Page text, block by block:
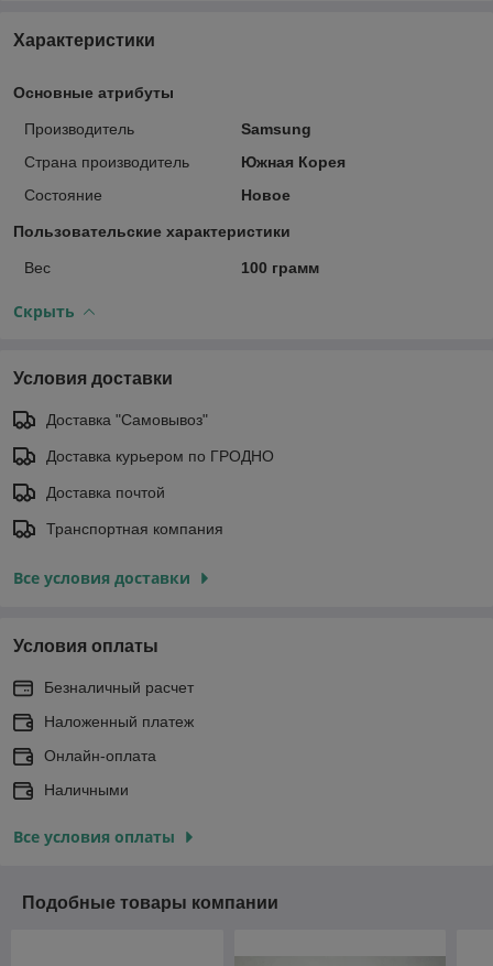
Характеристики
Основные атрибуты
Производитель
Samsung
Страна производитель
Южная Корея
Состояние
Новое
Пользовательские характеристики
Вес 100 грамм
Скрыть
Условия доставки
Доставка "Самовывоз"
Доставка курьером по ГРОДНО
Доставка почтой
Транспортная компания
Все условия доставки
Условия оплаты
Безналичный расчет
Наложенный платеж
Онлайн-оплата
Наличными
Все условия оплаты
Подобные товары компании